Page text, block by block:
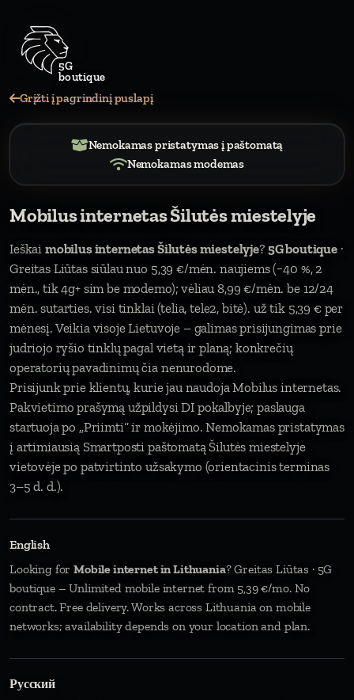
Grįžti į pagrindinį puslapį
Nemokamas pristatymas į paštomatą
Nemokamas modemas
Mobilus internetas Šilutės miestelyje
Ieškai mobilus internetas Šilutės miestelyje? 5G boutique·
Greitas Liūtas siūlau nuo 5,39 €/mėn. naujiems (−40 %, 2
mėn., tik 4g+ sim be modemo); vėliau 8,99 €/mėn. be 12/24
mėn. sutarties. visi tinklai (telia, tele2, bitė). už tik 5,39 € per
mėnesį. Veikia visoje Lietuvoje – galimas prisijungimas prie
judriojo ryšio tinklų pagal vietą ir planą; konkrečių
operatorių pavadinimų čia nenurodome.
Prisijunk prie klientų, kurie jau naudoja Mobilus internetas.
Pakvietimo prašymą užpildysi DI pokalbyje; paslauga
startuoja po „Priimti“ ir mokėjimo. Nemokamas pristatymas
į artimiausią Smartposti paštomatą Šilutės miestelyje
vietovėje po patvirtinto užsakymo (orientacinis terminas
3–5 d. d.).
English
Looking forMobile internet in Lithuania? Greitas Liūtas · 5G
boutique – Unlimited mobile internet from 5,39 €/mo. No
contract. Free delivery. Works across Lithuania on mobile
networks; availability depends on your location and plan.
Русский